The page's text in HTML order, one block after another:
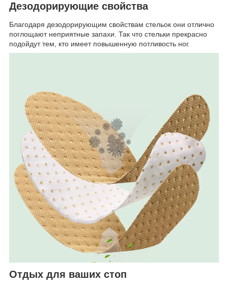
Дезодорирующие свойства
Благодаря дезодорирующим свойствам стельок они отлично
поглощают неприятные запахи. Так что стельки прекрасно
подойдут тем, кто имеет повышенную потливость ног.
Отдых для ваших стоп